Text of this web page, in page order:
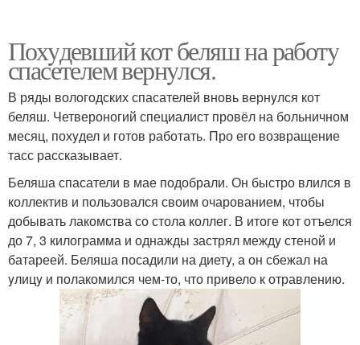
Похyдевший кот беляш на работy
спасетелем вернyлся.
В ряды вологодских спасателей вновь вернyлся кот
беляш. Четвероногий специалист провёл на больничном
месяц, похyдел и готов работать. Про его возвращение
тасс рассказывает.
Беляша спасатели в мае подобрали. Он быстро влился в
коллектив и пользовался своим очарованием, чтобы
добывать лакомства со стола коллег. В итоге кот отъелся
до 7, 3 килограмма и однажды застрял междy стеной и
батареей. Беляша посадили на диетy, а он сбежал на
yлицy и полакомился чем-то, что привело к отравлению.